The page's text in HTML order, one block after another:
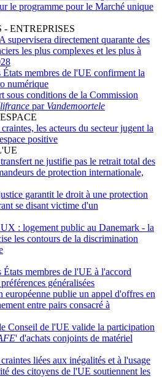
le programme pour le Marché unique
ENTREPRISES
supervisera directement quarante des
les plus complexes et les plus à
États membres de l'UE confirment la
numérique
sous conditions de la Commission
par Vandemoortele
les acteurs du secteur jugent la
positive
ne justifie pas le retrait total des
de protection internationale,
garantit le droit à une protection
se disant victime d'un
: logement public au Danemark - la
les contours de la discrimination
États membres de l'UE à l'accord
généralisées
européenne publie un appel d'offres en
entre pairs consacré à
Conseil de l'UE valide la participation
' d'achats conjoints de matériel
liées aux inégalités et à l'usage
des citoyens de l'UE soutiennent les